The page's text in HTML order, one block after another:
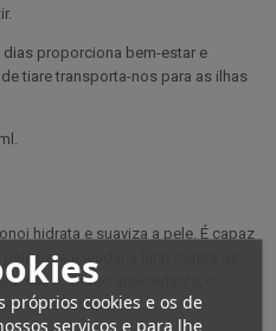
próprios cookies e os de
serviços e para lhe
proporciona bem-estar e
tiare transporta-nos para as ilhas
hidrata e suaviza a pele. É capaz
para a ajudar a lutar contra as
sal, .... Como antioxidante, o
envelhecimento.